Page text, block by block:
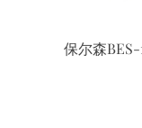
保尔森